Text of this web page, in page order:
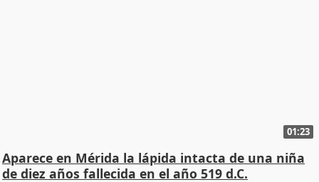
01:23
Aparece en Mérida la lápida intacta de una niña
de diez años fallecida en el año 519 d.C.